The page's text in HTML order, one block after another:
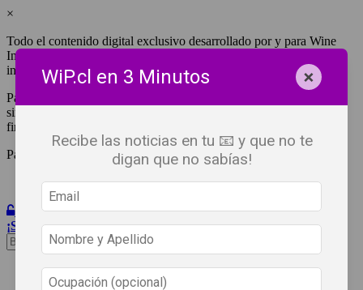
×
Todo el contenido digital exclusivo desarrollado por y para Wine
Independent Press Chile, cuenta con derechos de propiedad
intelectual.
Para tener acceso a una copia y/o impresión de cualquiera de ellos
sin fines de lucro, debes ser #SuscriptorWiP.^Para su réplica con
fines comerciales debes contactar al e-mail
Pagas una sola vez al año y disfrutas por 12 meses.
Iniciar Sesión
¡Suscribete! BeneficiosWiP
Buscar:
Síguenos
WiP.cl en 3 Minutos ×
Recibe las noticias en tu 📧 y que no te
digan que no sabías!